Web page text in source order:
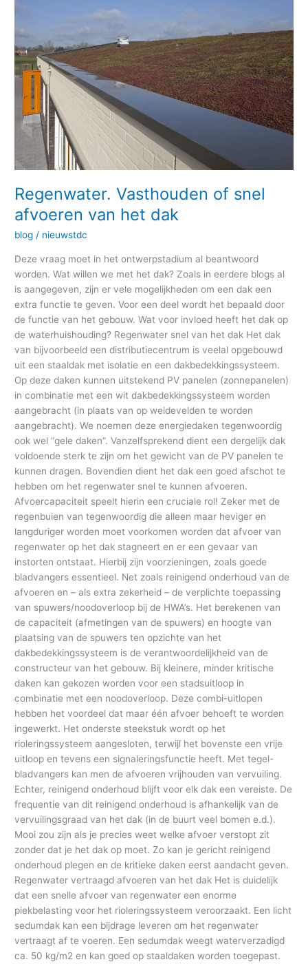
Regenwater. Vasthouden of snel
afvoeren van het dak
blog / nieuwstdc
Deze vraag moet in het ontwerpstadium al beantwoord
worden. Wat willen we met het dak? Zoals in eerdere blogs al
is aangegeven, zijn er vele mogelijkheden om een dak een
extra functie te geven. Voor een deel wordt het bepaald door
de functie van het gebouw. Wat voor invloed heeft het dak op
de waterhuishouding? Regenwater snel van het dak Het dak
van bijvoorbeeld een distributiecentrum is veelal opgebouwd
uit een staaldak met isolatie en een dakbedekkingssysteem.
Op deze daken kunnen uitstekend PV panelen (zonnepanelen)
in combinatie met een wit dakbedekkingssysteem worden
aangebracht (in plaats van op weidevelden te worden
aangebracht). We noemen deze energiedaken tegenwoordig
ook wel “gele daken”. Vanzelfsprekend dient een dergelijk dak
voldoende sterk te zijn om het gewicht van de PV panelen te
kunnen dragen. Bovendien dient het dak een goed afschot te
hebben om het regenwater snel te kunnen afvoeren.
Afvoercapaciteit speelt hierin een cruciale rol! Zeker met de
regenbuien van tegenwoordig die alleen maar heviger en
langduriger worden moet voorkomen worden dat afvoer van
regenwater op het dak stagneert en er een gevaar van
instorten ontstaat. Hierbij zijn voorzieningen, zoals goede
bladvangers essentieel. Net zoals reinigend onderhoud van de
afvoeren en – als extra zekerheid – de verplichte toepassing
van spuwers/noodoverloop bij de HWA’s. Het berekenen van
de capaciteit (afmetingen van de spuwers) en hoogte van
plaatsing van de spuwers ten opzichte van het
dakbedekkingssysteem is de verantwoordelijkheid van de
constructeur van het gebouw. Bij kleinere, minder kritische
daken kan gekozen worden voor een stadsuitloop in
combinatie met een noodoverloop. Deze combi-uitlopen
hebben het voordeel dat maar één afvoer behoeft te worden
ingewerkt. Het onderste steekstuk wordt op het
rioleringssysteem aangesloten, terwijl het bovenste een vrije
uitloop en tevens een signaleringsfunctie heeft. Met tegel-
bladvangers kan men de afvoeren vrijhouden van vervuiling.
Echter, reinigend onderhoud blijft voor elk dak een vereiste. De
frequentie van dit reinigend onderhoud is afhankelijk van de
vervuilingsgraad van het dak (in de buurt veel bomen e.d.).
Mooi zou zijn als je precies weet welke afvoer verstopt zit
zonder dat je het dak op moet. Zo kan je gericht reinigend
onderhoud plegen en de kritieke daken eerst aandacht geven.
Regenwater vertraagd afvoeren van het dak Het is duidelijk
dat een snelle afvoer van regenwater een enorme
piekbelasting voor het rioleringssysteem veroorzaakt. Een licht
sedumdak kan een bijdrage leveren om het regenwater
vertraagt af te voeren. Een sedumdak weegt waterverzadigd
ca. 50 kg/m2 en kan goed op staaldaken worden toegepast.
snel
afvoeren
van
het
dak